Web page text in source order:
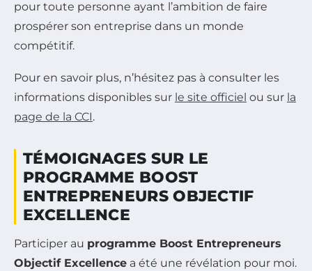
pour toute personne ayant l’ambition de faire
prospérer son entreprise dans un monde
compétitif.
Pour en savoir plus, n’hésitez pas à consulter les
informations disponibles sur le site officiel ou sur la
page de la CCI.
TÉMOIGNAGES SUR LE
PROGRAMME BOOST
ENTREPRENEURS OBJECTIF
EXCELLENCE
Participer au programme Boost Entrepreneurs
Objectif Excellence a été une révélation pour moi.